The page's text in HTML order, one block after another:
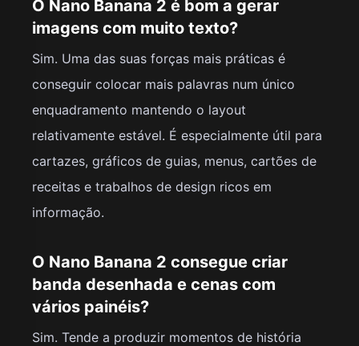
O Nano Banana 2 é bom a gerar
imagens com muito texto?
Sim. Uma das suas forças mais práticas é
conseguir colocar mais palavras num único
enquadramento mantendo o layout
relativamente estável. É especialmente útil para
cartazes, gráficos de guias, menus, cartões de
receitas e trabalhos de design ricos em
informação.
O Nano Banana 2 consegue criar
banda desenhada e cenas com
vários painéis?
Sim. Tende a produzir momentos de história